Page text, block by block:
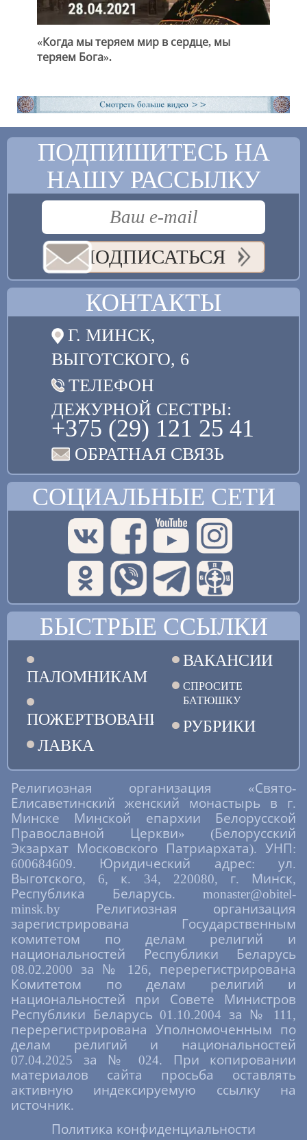
«Когда мы теряем мир в сердце, мы
теряем Бога».
ПОДПИШИТЕСЬ НА
НАШУ РАССЫЛКУ
ПОДПИСАТЬСЯ
КОНТАКТЫ
Г. МИНСК,
ВЫГОТСКОГО, 6
ТЕЛЕФОН
ДЕЖУРНОЙ СЕСТРЫ:
+375 (29) 121 25 41
ОБРАТНАЯ СВЯЗЬ
СОЦИАЛЬНЫЕ СЕТИ
БЫСТРЫЕ ССЫЛКИ
ПАЛОМНИКАМ
ПОЖЕРТВОВАНИЯ
ЛАВКА
ВАКАНСИИ
СПРОСИТЕ
БАТЮШКУ
РУБРИКИ
Религиозная организация «Свято-
Елисаветинский женский монастырь в г.
Минске Минской епархии Белорусской
Православной Церкви» (Белорусский
Экзархат Московского Патриархата). УНП:
600684609. Юридический адрес: ул.
Выготского, 6, к. 34, 220080, г. Минск,
Республика Беларусь. monaster@obitel-
minsk.by Религиозная организация
зарегистрирована Государственным
комитетом по делам религий и
национальностей Республики Беларусь
08.02.2000 за № 126, перерегистрирована
Комитетом по делам религий и
национальностей при Совете Министров
Республики Беларусь 01.10.2004 за № 111,
перерегистрирована Уполномоченным по
делам религий и национальностей
07.04.2025 за № 024. При копировании
материалов сайта просьба оставлять
активную индексируемую ссылку на
источник.
Политика конфиденциальности